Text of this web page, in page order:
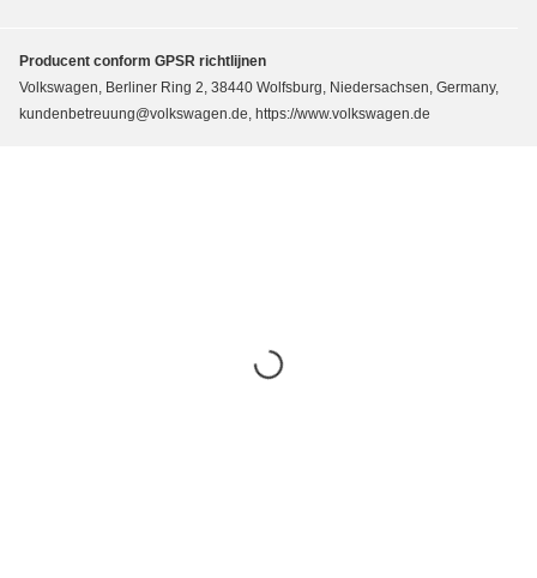
Producent conform GPSR richtlijnen
Volkswagen, Berliner Ring 2, 38440 Wolfsburg, Niedersachsen, Germany,
kundenbetreuung@volkswagen.de, https://www.volkswagen.de